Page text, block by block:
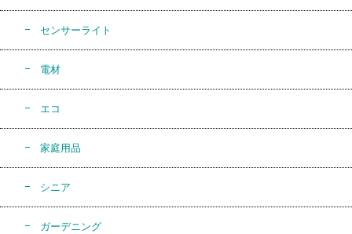
センサーライト
電材
エコ
家庭用品
シニア
ガーデニング